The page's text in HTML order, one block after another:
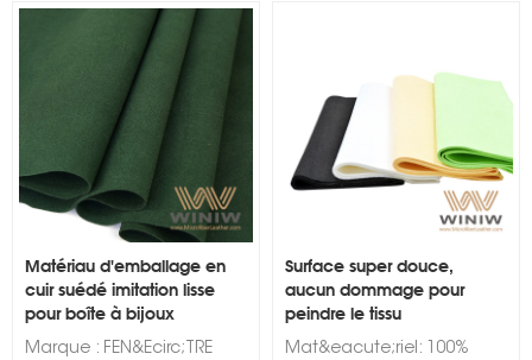
Matériau d'emballage en
cuir suédé imitation lisse
pour boîte à bijoux
Marque : FEN&Ecirc;TRE
Surface super douce,
aucun dommage pour
peindre le tissu
professionnel Chamois
Mat&eacute;riel: 100%